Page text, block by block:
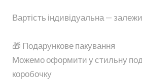
Вартість індивідуальна —
🎁 Подарункове пакування
Можемо оформити у стильну
коробочку